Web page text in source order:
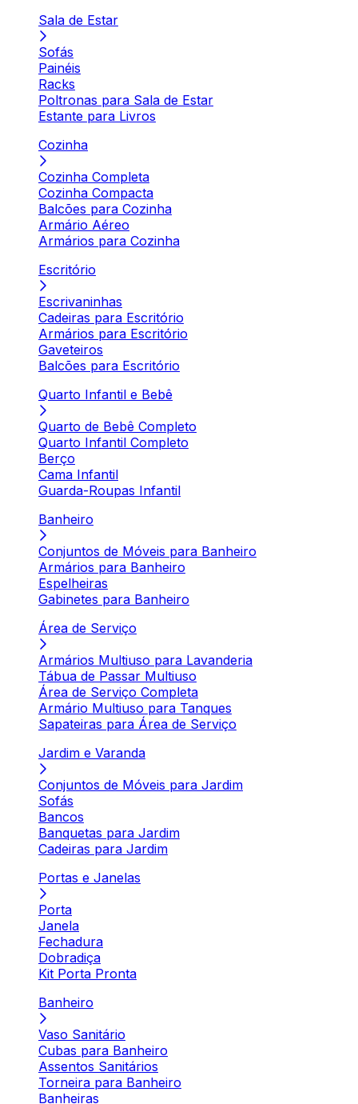
Sala de Estar
Sofás
Painéis
Racks
Poltronas para Sala de Estar
Estante para Livros
Cozinha
Cozinha Completa
Cozinha Compacta
Balcões para Cozinha
Armário Aéreo
Armários para Cozinha
Escritório
Escrivaninhas
Cadeiras para Escritório
Armários para Escritório
Gaveteiros
Balcões para Escritório
Quarto Infantil e Bebê
Quarto de Bebê Completo
Quarto Infantil Completo
Berço
Cama Infantil
Guarda-Roupas Infantil
Banheiro
Conjuntos de Móveis para Banheiro
Armários para Banheiro
Espelheiras
Gabinetes para Banheiro
Área de Serviço
Armários Multiuso para Lavanderia
Tábua de Passar Multiuso
Área de Serviço Completa
Armário Multiuso para Tanques
Sapateiras para Área de Serviço
Jardim e Varanda
Conjuntos de Móveis para Jardim
Sofás
Bancos
Banquetas para Jardim
Cadeiras para Jardim
Portas e Janelas
Porta
Janela
Fechadura
Dobradiça
Kit Porta Pronta
Banheiro
Vaso Sanitário
Cubas para Banheiro
Assentos Sanitários
Torneira para Banheiro
Banheiras